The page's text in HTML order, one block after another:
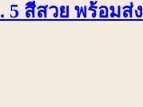
5 สีสวย พร้อมส่ง